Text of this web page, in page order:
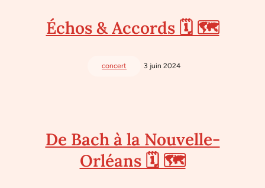
Échos & Accords 🗓 🗺
concert 3 juin 2024
De Bach à la Nouvelle-
Orléans 🗓 🗺